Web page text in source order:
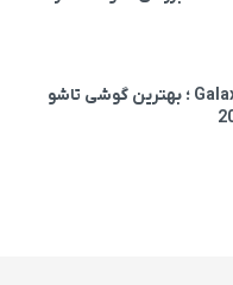
بررسی Galaxy Z Fold8 Ultra ؛ بهترین گوشی تاشو